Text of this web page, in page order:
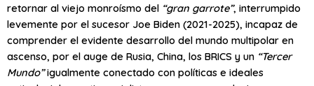
retornar al viejo monroísmo del “gran garrote”, interrumpido
levemente por el sucesor Joe Biden (2021-2025), incapaz de
comprender el evidente desarrollo del mundo multipolar en
ascenso, por el auge de Rusia, China, los BRICS y un “Tercer
Mundo”igualmente conectado con políticas e ideales